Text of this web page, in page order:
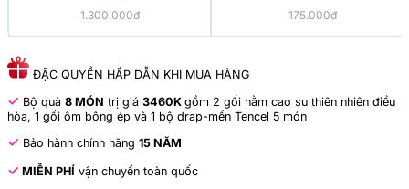
1.300.000đ
175.000đ
ĐẶC QUYỀN HẤP DẪN KHI MUA HÀNG
✓ Bộ quà 8 MÓN trị giá 3460K gồm 2 gối nằm cao su thiên nhiên điều
hòa, 1 gối ôm bông ép và 1 bộ drap-mền Tencel 5 món
✓ Bảo hành chính hãng 15 NĂM
✓ MIỄN PHÍ vận chuyển toàn quốc